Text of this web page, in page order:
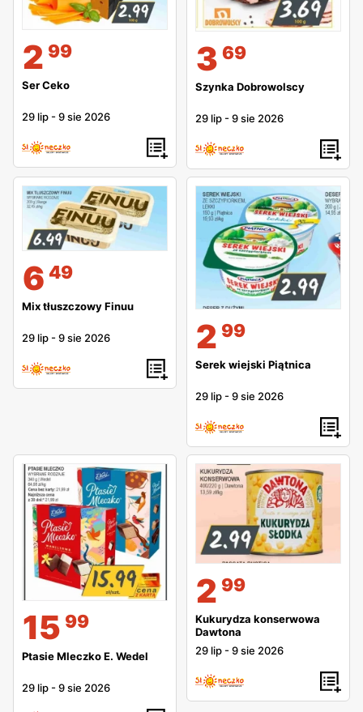
2 99
Ser Ceko
29 lip -9 sie 2026
3 69
Szynka Dobrowolscy
29 lip -9 sie 2026
6 49
Mix tłuszczowy Finuu
29 lip -9 sie 2026 2 99
Serek wiejski Piątnica
29 lip -9 sie 2026
15 99
Ptasie Mleczko E. Wedel
29 lip -9 sie 2026
2 99
Kukurydza konserwowa
Dawtona
29 lip -9 sie 2026